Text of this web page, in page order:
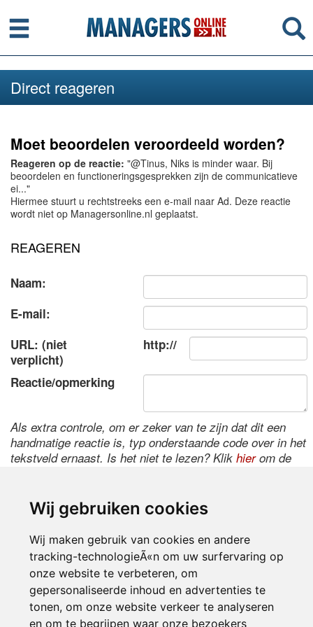
Wij gebruiken cookies
Wij maken gebruik van cookies en andere
tracking-technologieÃ«n om uw surfervaring op
onze website te verbeteren, om
gepersonaliseerde inhoud en advertenties te
tonen, om onze website verkeer te analyseren
en om te begrijpen waar onze bezoekers
Menu
Direct reageren
Moet beoordelen veroordeeld worden?
Reageren op de reactie: "@Tinus, Niks is minder waar. Bij
beoordelen en functioneringsgesprekken zijn de communicatieve
ei..."
Hiermee stuurt u rechtstreeks een e-mail naar Ad. Deze reactie
wordt niet op Managersonline.nl geplaatst.
REAGEREN
Naam:
E-mail:
URL: (niet
verplicht)
http://
Reactie/opmerking
Als extra controle, om er zeker van te zijn dat dit een
handmatige reactie is, typ onderstaande code over in het
tekstveld ernaast. Is het niet te lezen? Klik hierom de